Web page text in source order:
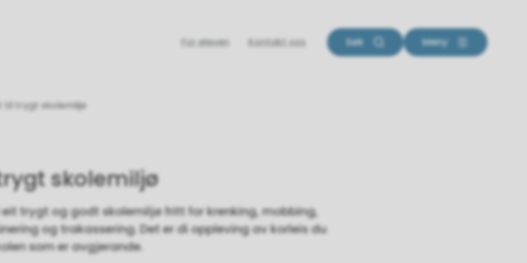
For eleven Kontakt oss Søk Meny
til trygt skolemiljø
skolemiljø
trygt og godt skolemiljø fritt for krenking, mobbing,
og trakassering. Det er di oppleving av korleis du
som er avgjerande.